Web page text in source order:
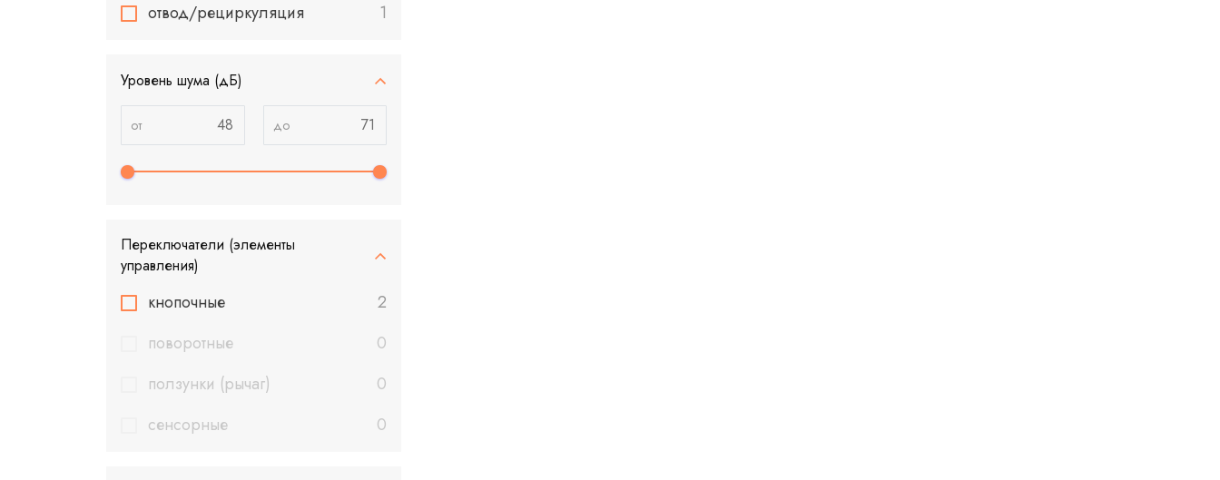
отвод/рециркуляция 1
Уровень шума (дБ)
Переключатели (элементы
управления)
кнопочные
2
поворотные
0
ползунки (рычаг)
0
сенсорные
0